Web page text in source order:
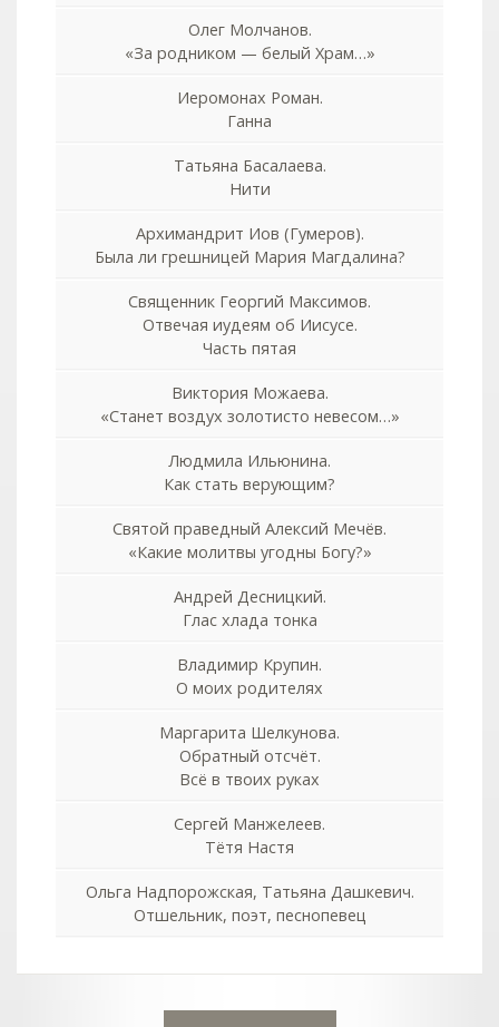
Олег Молчанов.
«За родником — белый Храм…»
Иеромонах Роман.
Ганна
Татьяна Басалаева.
Нити
Архимандрит Иов (Гумеров).
Была ли грешницей Мария Магдалина?
Священник Георгий Максимов.
Отвечая иудеям об Иисусе.
Часть пятая
Виктория Можаева.
«Станет воздух золотисто невесом…»
Людмила Ильюнина.
Как стать верующим?
Святой праведный Алексий Мечёв.
«Какие молитвы угодны Богу?»
Андрей Десницкий.
Глас хлада тонка
Владимир Крупин.
О моих родителях
Маргарита Шелкунова.
Обратный отсчёт.
Всё в твоих руках
Сергей Манжелеев.
Тётя Настя
Ольга Надпорожская, Татьяна Дашкевич.
Отшельник, поэт, песнопевец